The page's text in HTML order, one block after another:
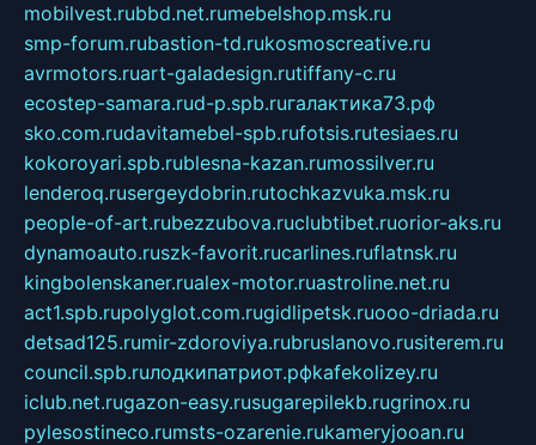
mobilvest.rubbd.net.rumebelshop.msk.ru
smp-forum.rubastion-td.rukosmoscreative.ru
avrmotors.ruart-galadesign.rutiffany-c.ru
ecostep-samara.rud-p.spb.ruгалактика73.рф
sko.com.rudavitamebel-spb.rufotsis.rutesiaes.ru
kokoroyari.spb.rublesna-kazan.rumossilver.ru
lenderoq.rusergeydobrin.rutochkazvuka.msk.ru
people-of-art.rubezzubova.ruclubtibet.ruorior-aks.ru
dynamoauto.ruszk-favorit.rucarlines.ruflatnsk.ru
kingbolenskaner.rualex-motor.ruastroline.net.ru
act1.spb.rupolyglot.com.rugidlipetsk.ruooo-driada.ru
detsad125.rumir-zdoroviya.rubruslanovo.rusiterem.ru
council.spb.ruлодкипатриот.рфkafekolizey.ru
iclub.net.rugazon-easy.rusugarepilekb.rugrinox.ru
pylesostineco.rumsts-ozarenie.rukameryjooan.ru